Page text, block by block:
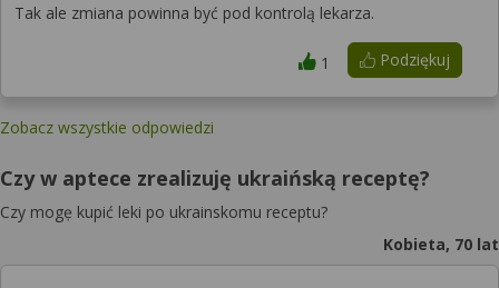
Tak ale zmiana powinna być pod kontrolą lekarza.
Podziękuj
1
Zobacz wszystkie odpowiedzi
Czy w aptece zrealizuję ukraińską receptę?
Czy mogẹ kupić leki po ukrainskomu receptu?
Kobieta, 70 lat